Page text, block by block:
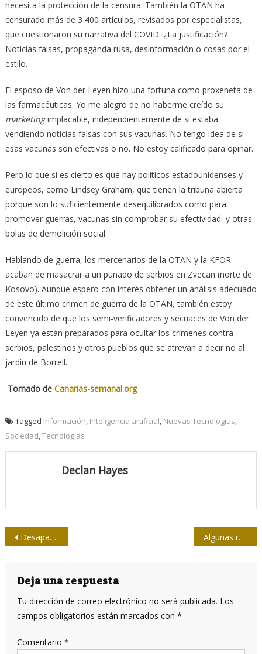
necesita la protección de la censura. También la OTAN ha
censurado más de 3 400 artículos, revisados ​​por especialistas,
que cuestionaron su narrativa del COVID: ¿La justificación?
Noticias falsas, propaganda rusa, desinformación o cosas por el
estilo.
El esposo de Von der Leyen hizo una fortuna como proxeneta de
las farmacéuticas. Yo me alegro de no haberme creído su
marketingimplacable, independientemente de si estaba
vendiendo noticias falsas con sus vacunas. No tengo idea de si
esas vacunas son efectivas o no. No estoy calificado para opinar.
Pero lo que sí es cierto es que hay políticos estadounidenses y
europeos, como Lindsey Graham, que tienen la tribuna abierta
porque son lo suficientemente desequilibrados como para
promover guerras, vacunas sin comprobar su efectividad y otras
bolas de demolición social.
Hablando de guerra, los mercenarios de la OTAN y la KFOR
acaban de masacrar a un puñado de serbios en Zvecan (norte de
Kosovo). Aunque espero con interés obtener un análisis adecuado
de este último crimen de guerra de la OTAN, también estoy
convencido de que los semi-verificadores y secuaces de Von der
Leyen ya están preparados para ocultar los crímenes contra
serbios, palestinos y otros pueblos que se atrevan a decir no al
jardín de Borrell.
Tomado de Canarias-semanal.org
Tagged Información Inteligencia artificial Nuevas Tecnologías
Sociedad Tecnologías
Declan Hayes
Navegación
entradas
Desaparecer: la historia de Tamara Callejas en los 50 años del golpe al presidente Allende Algunas reflexiones sobre plan y mercado en el modelo socialista II
Deja una respuesta
Tu dirección de correo electrónico no será publicada. Los
campos obligatorios están marcados con *
Comentario *